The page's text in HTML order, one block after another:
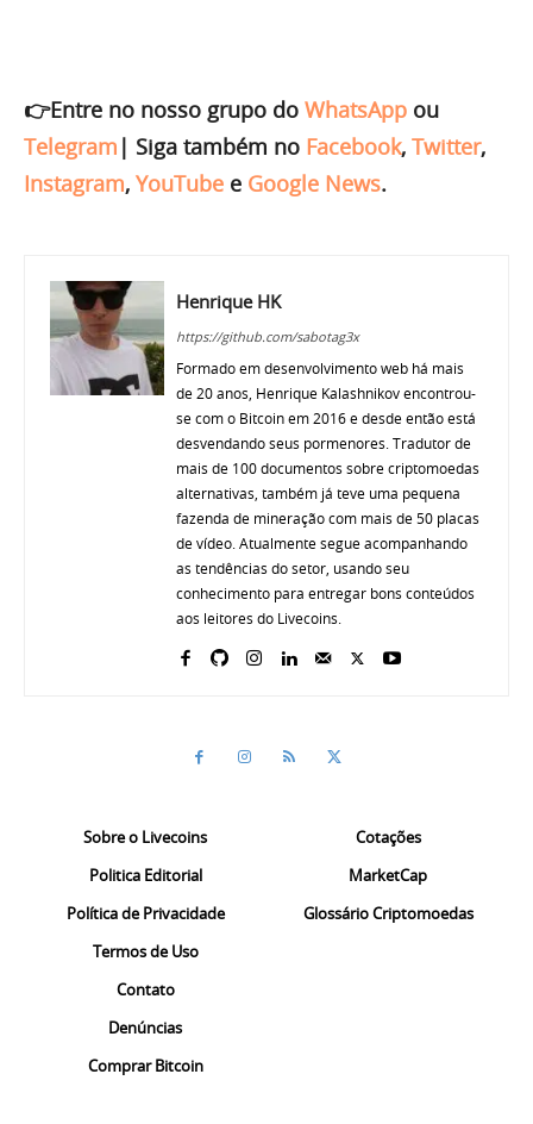
👉Entre no nosso grupo do WhatsApp ou
Telegram | Siga também no Facebook, Twitter,
Instagram, YouTube e Google News.
Henrique HK
https://github.com/sabotag3x
Formado em desenvolvimento web há mais
de 20 anos, Henrique Kalashnikov encontrou-
se com o Bitcoin em 2016 e desde então está
desvendando seus pormenores. Tradutor de
mais de 100 documentos sobre criptomoedas
alternativas, também já teve uma pequena
fazenda de mineração com mais de 50 placas
de vídeo. Atualmente segue acompanhando
as tendências do setor, usando seu
conhecimento para entregar bons conteúdos
aos leitores do Livecoins.
Sobre o Livecoins
Politica Editorial
Política de Privacidade
Termos de Uso
Contato
Denúncias
Comprar Bitcoin
Cotações
MarketCap
Glossário Criptomoedas